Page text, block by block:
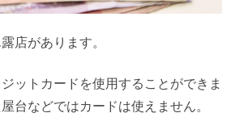
店があります。
ットカードを使用することができま
台などではカードは使えません。